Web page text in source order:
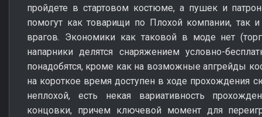
пройдете в стартовом костюме, а пушек и
помогут как товарищи по Плохой компании, так
врагов. Экономики как таковой в моде нет
напарники делятся снаряжением условно-
понадобятся, кроме как на возможные апгрейды
на короткое время доступен в ходе
неплохой, есть некая вариативность
концовки, причем ключевой момент для